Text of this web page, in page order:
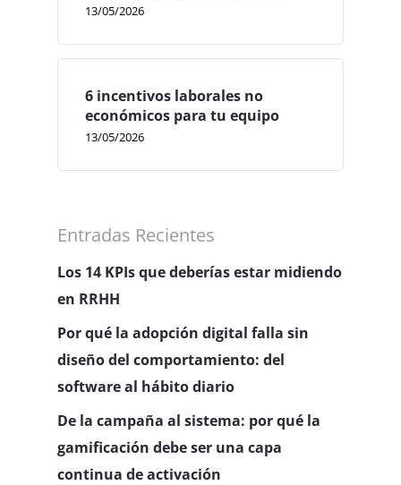
13/05/2026
6 incentivos laborales no
económicos para tu equipo
13/05/2026
Entradas Recientes
Los 14 KPIs que deberías estar midiendo
en RRHH
Por qué la adopción digital falla sin
diseño del comportamiento: del
software al hábito diario
De la campaña al sistema: por qué la
gamificación debe ser una capa
continua de activación